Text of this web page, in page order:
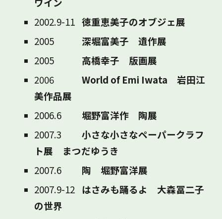
2002.9-11 徳重恵美子のオブジェ展
2005
深堀富美子 遺作展
2005
高橋幸子 版画展
2006
World of Emi Iwata 岩田江
美作品展
2006.6
堀野富洋作 陶展
2007.3
小さな小さなペーパークラフ
ト展 まつだゆうき
2007.6
陶 堀野富洋展
2007.9-12 はさみも踊るよ 大森冨二子
の世界